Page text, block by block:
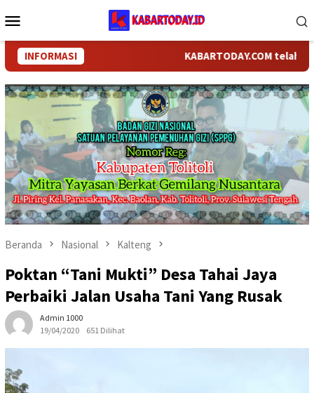
ke
Mobile
INFORMASI KABARTODAY.COM telah
Beranda Nasional Kalteng
Poktan “Tani Mukti” Desa Tahai Jaya
Perbaiki Jalan Usaha Tani Yang Rusak
Admin 1000
19/04/2020
651 Dilihat